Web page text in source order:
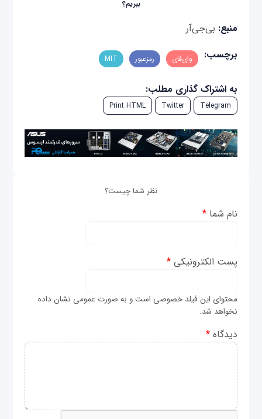
ببریم؟
منبع: بی‌جی‌آر
برچسب:
وای‌فای رمزعبور MIT
به اشتراک گذاری مطلب:
Telegram
Twitter
Print HTML
نظر شما چیست؟
نام شما*
پست الکترونیکی*
محتوای این فیلد خصوصی است و به صورت عمومی نشان داده
نخواهد شد.
دیدگاه*